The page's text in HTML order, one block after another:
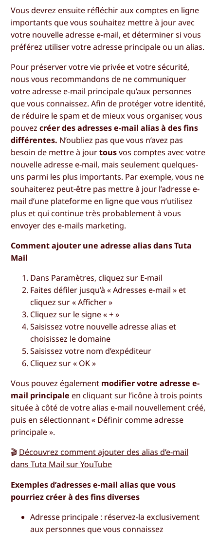
Vous devrez ensuite réfléchir aux comptes en ligne
importants que vous souhaitez mettre à jour avec
votre nouvelle adresse e-mail, et déterminer si vous
préférez utiliser votre adresse principale ou un alias.
Pour préserver votre vie privée et votre sécurité,
nous vous recommandons de ne communiquer
votre adresse e-mail principale qu’aux personnes
que vous connaissez. Afin de protéger votre identité,
de réduire le spam et de mieux vous organiser, vous
pouvezcréer des adresses e-mail alias à des fins
différentes. N’oubliez pas que vous n’avez pas
besoin de mettre à jourtousvos comptes avec votre
nouvelle adresse e-mail, mais seulement quelques-
uns parmi les plus importants. Par exemple, vous ne
souhaiterez peut-être pas mettre à jour l’adresse e-
mail d’une plateforme en ligne que vous n’utilisez
plus et qui continue très probablement à vous
envoyer des e-mails marketing.
Comment ajouter une adresse alias dans Tuta
Mail
Dans Paramètres, cliquez sur E-mail
Faites défiler jusqu’à « Adresses e-mail » et
cliquez sur «Afficher»
Cliquez sur le signe «+ »
Saisissez votre nouvelle adresse alias et
choisissez le domaine
Saisissez votre nom d’expéditeur
Cliquez sur « OK»
Vous pouvez également modifier votre adresse e-
mail principale en cliquant sur l’icône à trois points
située à côté de votre alias e-mail nouvellement créé,
puis en sélectionnant « Définir comme adresse
principale».
🎬 Découvrez comment ajouter des alias d’e-mail
dans Tuta Mail sur YouTube
Exemples d’adresses e-mail alias que vous
pourriez créer à des fins diverses
Adresse principale : réservez-la exclusivement
aux personnes que vous connaissez